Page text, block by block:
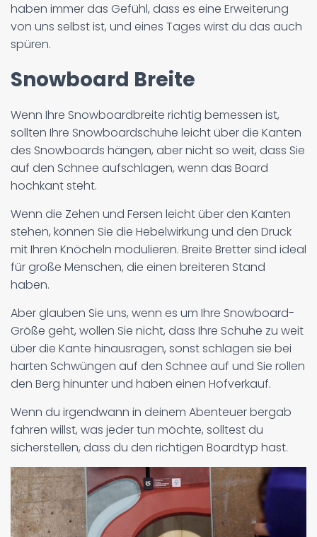
haben immer das Gefühl, dass es eine Erweiterung
von uns selbst ist, und eines Tages wirst du das auch
spüren.
Snowboard Breite
Wenn Ihre Snowboardbreite richtig bemessen ist,
sollten Ihre Snowboardschuhe leicht über die Kanten
des Snowboards hängen, aber nicht so weit, dass Sie
auf den Schnee aufschlagen, wenn das Board
hochkant steht.
Wenn die Zehen und Fersen leicht über den Kanten
stehen, können Sie die Hebelwirkung und den Druck
mit Ihren Knöcheln modulieren. Breite Bretter sind ideal
für große Menschen, die einen breiteren Stand
haben.
Aber glauben Sie uns, wenn es um Ihre Snowboard-
Größe geht, wollen Sie nicht, dass Ihre Schuhe zu weit
über die Kante hinausragen, sonst schlagen sie bei
harten Schwüngen auf den Schnee auf und Sie rollen
den Berg hinunter und haben einen Hofverkauf.
Wenn du irgendwann in deinem Abenteuer bergab
fahren willst, was jeder tun möchte, solltest du
sicherstellen, dass du den richtigen Boardtyp hast.